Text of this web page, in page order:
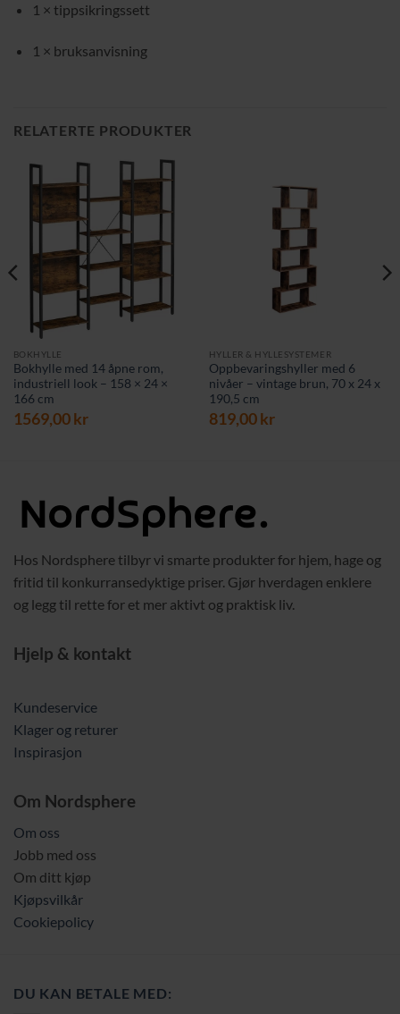
1 × tippsikringssett
1 × bruksanvisning
RELATERTE PRODUKTER
BOKHYLLE
Bokhylle med 14 åpne rom,
industriell look – 158 × 24 ×
166 cm
1569,00kr
HYLLER & HYLLESYSTEMER
Oppbevaringshyller med 6
nivåer – vintage brun, 70 x 24 x
190,5 cm
819,00kr
Hos Nordsphere tilbyr vi smarte produkter for hjem, hage og
fritid til konkurransedyktige priser. Gjør hverdagen enklere
og legg til rette for et mer aktivt og praktisk liv.
Hjelp & kontakt
Kundeservice
Klager og returer
Inspirasjon
Om Nordsphere
Om oss
Jobb med oss
Om ditt kjøp
Kjøpsvilkår
Cookiepolicy
DU KAN BETALE MED: